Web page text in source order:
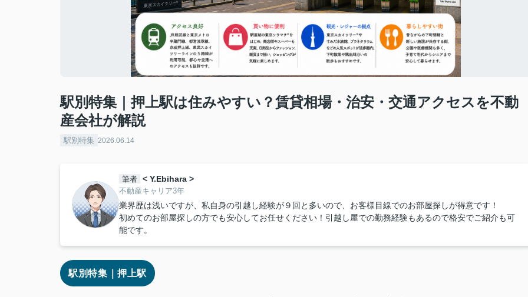
駅別特集｜押上駅は住みやすい？賃貸相場・治安・交通アクセスを不動
産会社が解説
駅別特集 2026.06.14
筆者 < Y.Ebihara >
不動産キャリア3年
業界歴は浅いですが、私自身の引越し経験が９回と多いので、お客様目線でのお部屋探しが得意です！
初めてのお部屋探しの方でも安心してお任せください！引越し屋での勤務経験もあるので格安でご紹介も可
能です。
駅別特集｜押上駅